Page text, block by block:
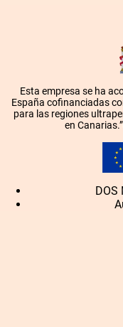
Esta empresa se ha
España cofinanciadas
para las regiones
en
DOS